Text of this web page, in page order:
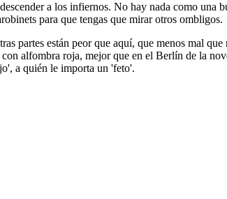
a los infiernos. No hay nada como una
para que tengas que mirar otros ombligos.
partes están peor que aquí, que menos mal
alfombra roja, mejor que en el Berlín de la
a quién le importa un 'feto'.